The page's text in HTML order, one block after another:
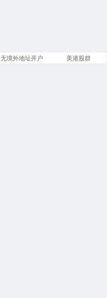
无境外地址开户 美港股群